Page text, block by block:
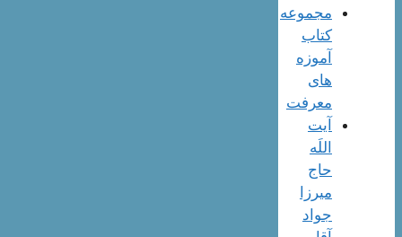
مجموعه
کتاب
آموزه
های
معرفت
آیت
اللَه
حاج
میرزا
جواد